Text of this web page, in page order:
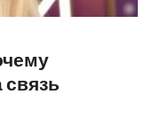
связь